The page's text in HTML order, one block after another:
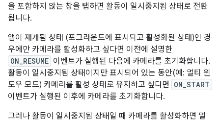
을 포함하지 않는 창을 탭하면 활동이 일시중지됨 상태로 전환
됩니다.
앱이 재개됨 상태 (포그라운드에 표시되고 활성화된 상태)인 경
우에만 카메라를 활성화하고 싶다면 이전에 설명한
ON_RESUME 이벤트가 실행된 다음에 카메라를 초기화합니다.
활동이 일시중지됨 상태이지만 표시되어 있는 동안(예: 멀티 윈
도우 모드) 카메라를 활성 상태로 유지하고 싶다면
ON_START
이벤트가 실행된 이후에 카메라를 초기화합니다.
그러나 활동이 일시중지됨 상태일 때 카메라를 활성화하면 멀